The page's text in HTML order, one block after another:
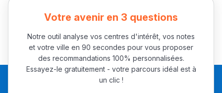
+ de 89 Interviews/Vidéos
دليل المهن
Votre avenir en 3 questions
Notre outil analyse vos centres d'intérêt, vos notes
et votre ville en 90 secondes pour vous proposer
des recommandations 100% personnalisées.
Essayez-le gratuitement - votre parcours idéal est à
un clic !